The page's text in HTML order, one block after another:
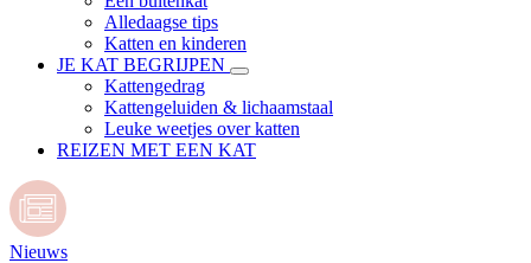
Alledaagse tips
Katten en kinderen
JE KAT BEGRIJPEN
Kattengedrag
Kattengeluiden & lichaamstaal
Leuke weetjes over katten
REIZEN MET EEN KAT
Nieuws